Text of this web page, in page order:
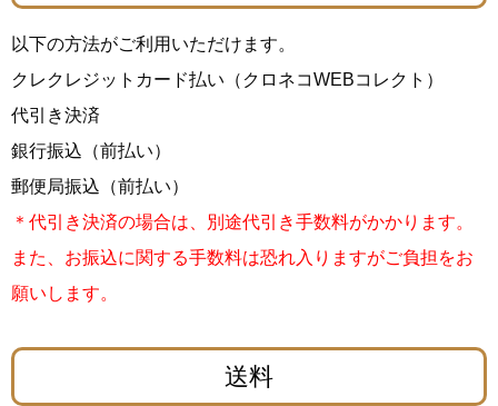
以下の方法がご利用いただけます。
クレクレジットカード払い（クロネコWEBコレクト）
代引き決済
銀行振込（前払い）
郵便局振込（前払い）
＊代引き決済の場合は、別途代引き手数料がかかります。
また
、お振込に関する手数料は恐れ入りますがご負担をお
願いします。
送料